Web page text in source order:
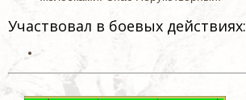
Участвовал в боевых действиях: